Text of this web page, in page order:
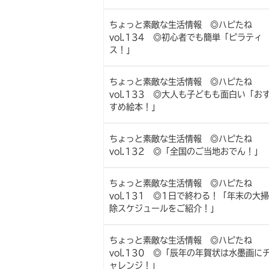
ちょっと素敵な生活情報 ◎ハピたね
vol.134 ◎初心者でも簡単「ピラティ
ス！」
ちょっと素敵な生活情報 ◎ハピたね
vol.133 ◎大人も子どもも面白い「お
すめ絵本！」
ちょっと素敵な生活情報 ◎ハピたね
vol.132 ◎「全国のご当地おでん！」
ちょっと素敵な生活情報 ◎ハピたね
vol.131 ◎1日で終わる！「年末の大掃
除スケジュールをご紹介！」
ちょっと素敵な生活情報 ◎ハピたね
vol.130 ◎「辰年の年賀状は水墨画に
ャレンジ！」